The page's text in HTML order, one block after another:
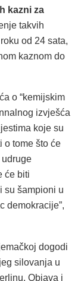
kazni za
takvih
od 24 sata,
kaznom do
o “kemijskim
izvješća
koje su
o tome što će
udruge
će biti
su šampioni u
demokracije”,
dogodi
silovanja u
Objava i